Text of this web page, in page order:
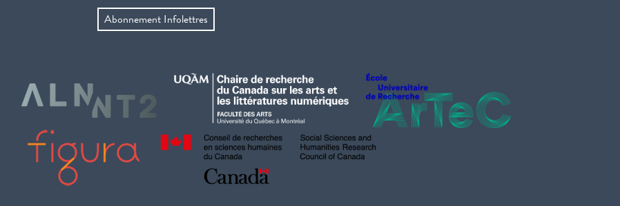
Abonnement Infolettres